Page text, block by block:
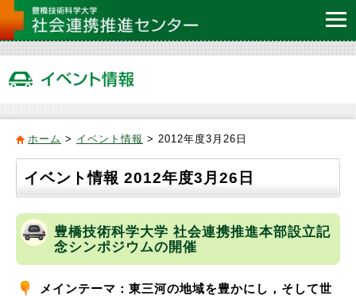
ホーム > イベント情報 > 2012年度3月26日
イベント情報 2012年度3月26日
豊橋技術科学大学 社会連携推進本部設立記
念シンポジウムの開催
メインテーマ：東三河の地域を豊かにし，そして世